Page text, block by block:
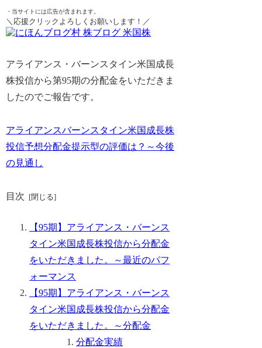
・当サイトには広告が含まれます。
＼応援クリックよろしくお願いします！／
アライアンス・バーンスタイン米国成長
株投信から第95期の分配金をいただきま
したのでご報告です。
アライアンスバーンスタイン米国成長株
投信予想分配金提示型の評価は？～今後
の見通し
目次
【95期】アライアンス・バーンス
タイン米国成長株投信から分配金
をいただきました。～最近のパフ
ォーマンス
【95期】アライアンス・バーンス
タイン米国成長株投信から分配金
をいただきました。～分配金
分配金実績